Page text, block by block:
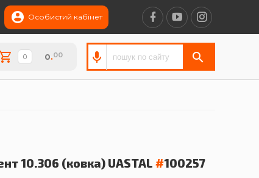
Особистий кабінет
0.00
10.306 (ковка) UASTAL #100257